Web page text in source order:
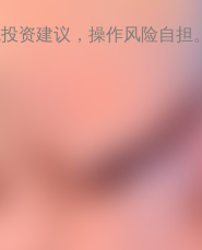
资建议，操作风险自担